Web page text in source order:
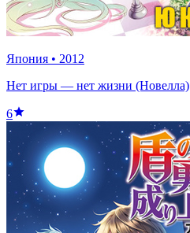
Япония • 2012
Нет игры — нет жизни (Новелла)
6